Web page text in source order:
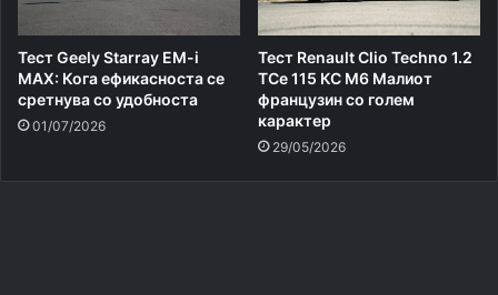
Тест Geely Starray EM-i
МАХ: Кога ефикасноста се
сретнува со удобноста
01/07/2026
Тест Renault Clio Techno 1.2
TCe 115 КС M6 Малиот
французин со голем
карактер
29/05/2026